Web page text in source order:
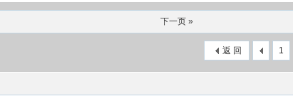
下一页 »
1
返 回